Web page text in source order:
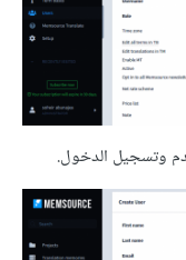
وتسجيل الدخول.